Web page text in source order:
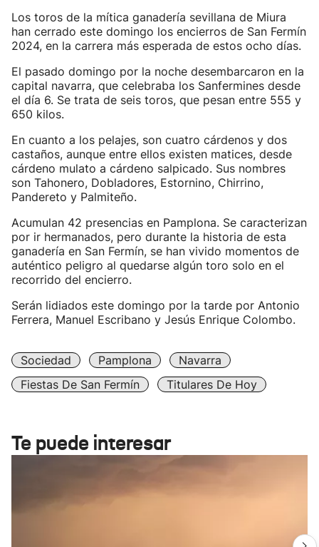
Los toros de la mítica ganadería sevillana de Miura
han cerrado este domingo los encierros de San Fermín
2024, en la carrera más esperada de estos ocho días.
El pasado domingo por la noche desembarcaron en la
capital navarra, que celebraba los Sanfermines desde
el día 6. Se trata de seis toros, que pesan entre 555 y
650 kilos.
En cuanto a los pelajes, son cuatro cárdenos y dos
castaños, aunque entre ellos existen matices, desde
cárdeno mulato a cárdeno salpicado. Sus nombres
son Tahonero, Dobladores, Estornino, Chirrino,
Pandereto y Palmiteño.
Acumulan 42 presencias en Pamplona. Se caracterizan
por ir hermanados, pero durante la historia de esta
ganadería en San Fermín, se han vivido momentos de
auténtico peligro al quedarse algún toro solo en el
recorrido del encierro.
Serán lidiados este domingo por la tarde por Antonio
Ferrera, Manuel Escribano y Jesús Enrique Colombo.
Sociedad Pamplona
Navarra
Fiestas De San Fermín
Titulares De Hoy
Te puede interesar